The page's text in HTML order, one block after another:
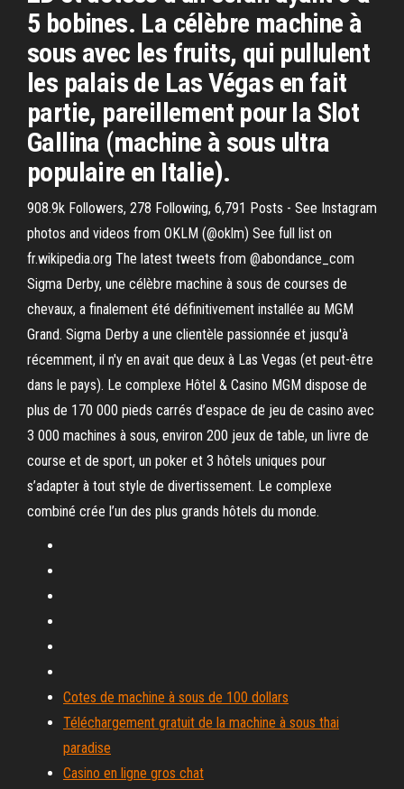
5 bobines. La célèbre machine à
sous avec les fruits, qui pullulent
les palais de Las Végas en fait
partie, pareillement pour la Slot
Gallina (machine à sous ultra
populaire en Italie).
908.9k Followers, 278 Following, 6,791 Posts - See Instagram
photos and videos from OKLM (@oklm) See full list on
fr.wikipedia.org The latest tweets from @abondance_com
Sigma Derby, une célèbre machine à sous de courses de
chevaux, a finalement été définitivement installée au MGM
Grand. Sigma Derby a une clientèle passionnée et jusqu'à
récemment, il n'y en avait que deux à Las Vegas (et peut-être
dans le pays). Le complexe Hôtel & Casino MGM dispose de
plus de 170 000 pieds carrés d’espace de jeu de casino avec
3 000 machines à sous, environ 200 jeux de table, un livre de
course et de sport, un poker et 3 hôtels uniques pour
s’adapter à tout style de divertissement. Le complexe
combiné crée l’un des plus grands hôtels du monde.
Cotes de machine à sous de 100 dollars
Téléchargement gratuit de la machine à sous thai
paradise
Casino en ligne gros chat